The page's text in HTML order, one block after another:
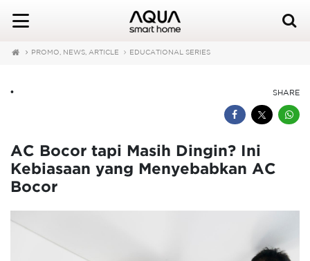
PROMO, NEWS, ARTICLE EDUCATIONAL SERIES
SHARE
•
AC Bocor tapi Masih Dingin? Ini
Kebiasaan yang Menyebabkan AC
Bocor